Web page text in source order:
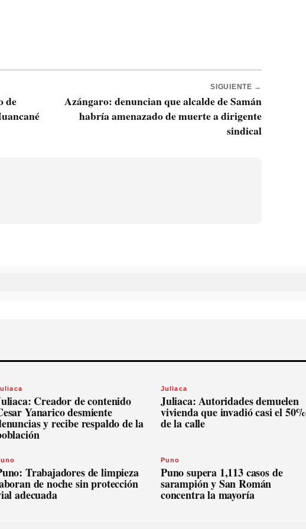
de
SIGUIENTE →
Azángaro: denuncian que alcalde de Samán
habría amenazado de muerte a dirigente
sindical
Creador de contenido
Yanarico desmiente
y recibe respaldo de la
Juliaca
Juliaca: Autoridades demuelen
vivienda que invadió casi el 50%
de la calle
Trabajadores de limpieza
de noche sin protección
adecuada
Puno
Puno supera 1,113 casos de
sarampión y San Román
concentra la mayoría